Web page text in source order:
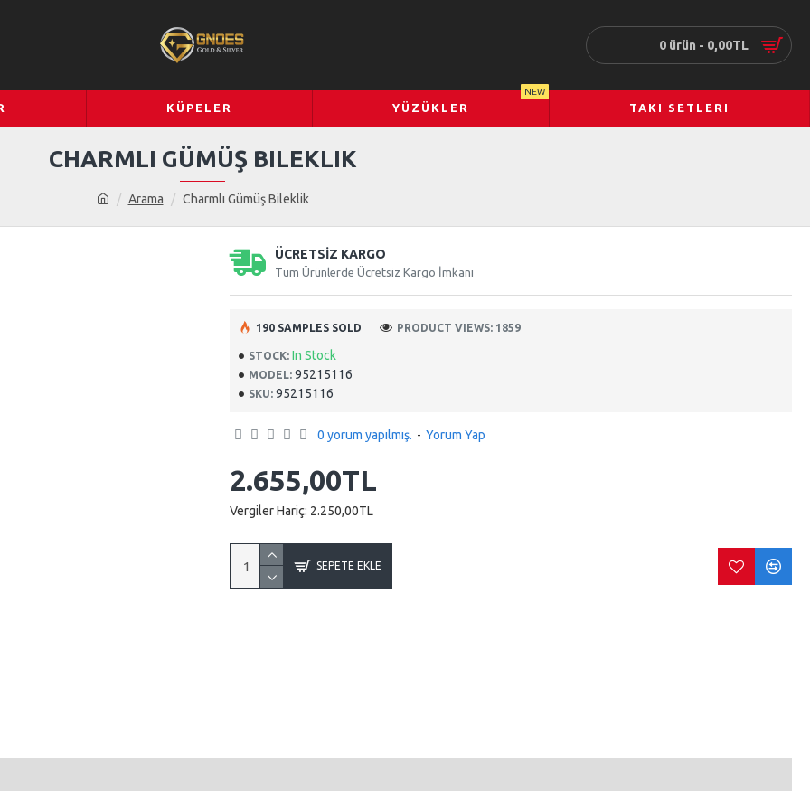
0 ürün - 0,00TL
KÜPELER YÜZÜKLER
NEW
TAKI SETLERI
Arama Charmlı Gümüş Bileklik
CHARMLI GÜMÜŞ BILEKLIK
ÜCRETSİZ KARGO
Tüm Ürünlerde Ücretsiz Kargo İmkanı
STOCK: In Stock
MODEL: 95215116
SKU: 95215116
190 SAMPLES SOLD PRODUCT VIEWS: 1859
0 yorum yapılmış. - Yorum Yap
2.655,00TL
Vergiler Hariç: 2.250,00TL
SEPETE EKLE